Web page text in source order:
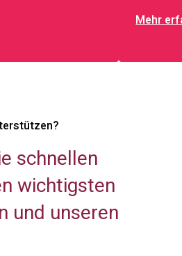
Mehr
schnellen
wichtigsten
und unseren